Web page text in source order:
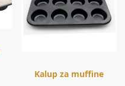
Kalup za muffine